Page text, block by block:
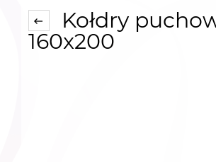
Kołdry
160x200